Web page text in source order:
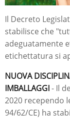
Il Decreto
stabilisce che
adeguatamente
etichettatura si
NUOVA
IMBALLAGGI- Il
2020 recependo
94/62/CE) ha